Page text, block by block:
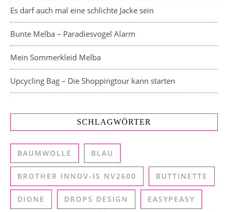
Es darf auch mal eine schlichte Jacke sein
Bunte Melba – Paradiesvogel Alarm
Mein Sommerkleid Melba
Upcycling Bag – Die Shoppingtour kann starten
SCHLAGWÖRTER
BAUMWOLLE BLAU
BROTHER INNOV-IS NV2600 BUTTINETTE
DIONE DROPS DESIGN EASYPEASY